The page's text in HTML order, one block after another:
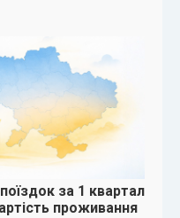
за 1 квартал
проживання